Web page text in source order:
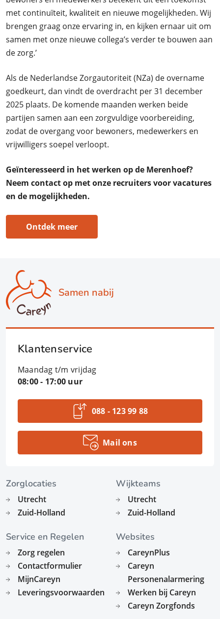
met continuïteit, kwaliteit en nieuwe mogelijkheden. Wij
brengen graag onze ervaring in, en kijken ernaar uit om
samen met onze nieuwe collega’s verder te bouwen aan
de zorg.’
Als de Nederlandse Zorgautoriteit (NZa) de overname
goedkeurt, dan vindt de overdracht per 31 december
2025 plaats. De komende maanden werken beide
partijen samen aan een zorgvuldige voorbereiding,
zodat de overgang voor bewoners, medewerkers en
vrijwilligers soepel verloopt.
Geïnteresseerd in het werken op de Merenhoef?
Neem contact op met onze recruiters voor vacatures
en de mogelijkheden.
Ontdek meer
Samen nabij
Klantenservice
Maandag t/m vrijdag
08:00 - 17:00 uur
088 - 123 99 88
Mail ons
Zorglocaties
Utrecht
Zuid-Holland
Wijkteams
Utrecht
Zuid-Holland
Service en Regelen
Zorg regelen
Contactformulier
MijnCareyn
Leveringsvoorwaarden
Websites
CareynPlus
Careyn
Personenalarmering
Werken bij Careyn
Careyn Zorgfonds